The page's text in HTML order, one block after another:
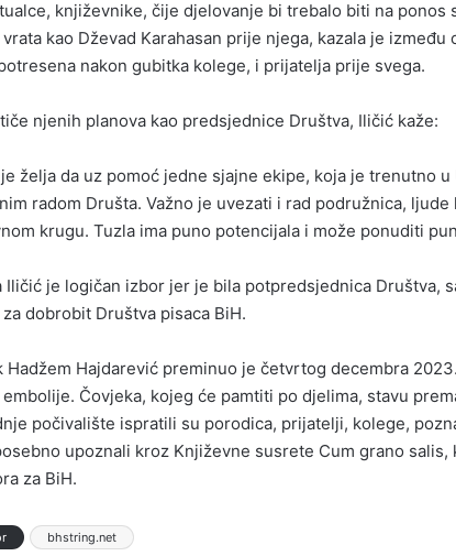
književnike, čije djelovanje bi trebalo biti na ponos
vrata kao Dževad Karahasan prije njega, kazala je
nakon gubitka kolege, i prijatelja prije svega.
njenih planova kao predsjednice Društva, Iličić kaže:
želja da uz pomoć jedne sjajne ekipe, koja je trenutno
radom Društa. Važno je uvezati i rad podružnica,
krugu. Tuzla ima puno potencijala i može ponuditi
Iličić je logičan izbor jer je bila potpredsjednica Društva,
dobrobit Društva pisaca BiH.
Hadžem Hajdarević preminuo je četvrtog decembra
Čovjeka, kojeg će pamtiti po djelima, stavu
počivalište ispratili su porodica, prijatelji, kolege,
upoznali kroz Književne susrete Cum grano
za BiH.
bhstring.net